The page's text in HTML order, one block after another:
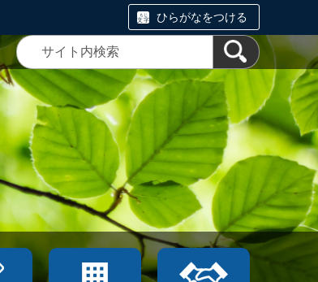
ひらがなをつける